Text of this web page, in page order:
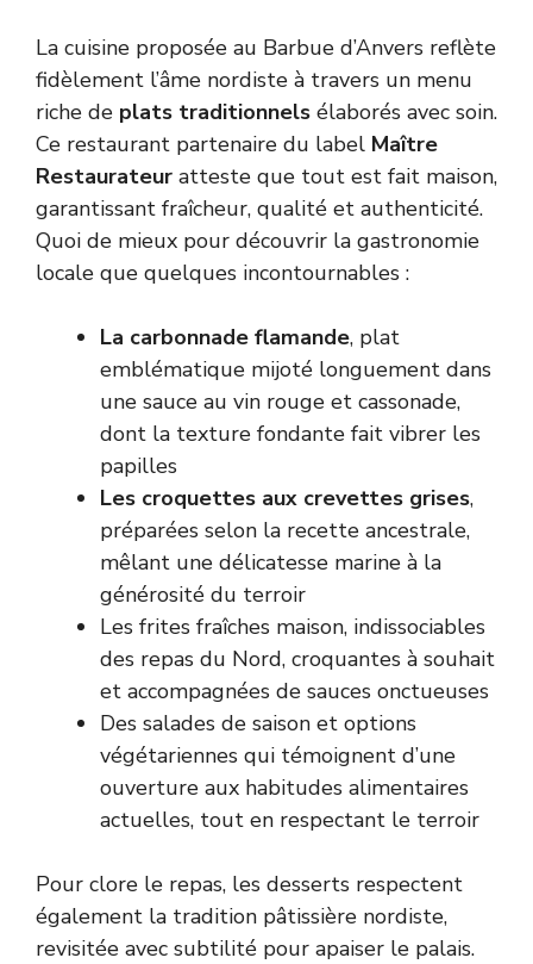
La cuisine proposée au Barbue d’Anvers reflète
fidèlement l’âme nordiste à travers un menu
riche de plats traditionnels élaborés avec soin.
Ce restaurant partenaire du label Maître
Restaurateur atteste que tout est fait maison,
garantissant fraîcheur, qualité et authenticité.
Quoi de mieux pour découvrir la gastronomie
locale que quelques incontournables :
La carbonnade flamande, plat
emblématique mijoté longuement dans
une sauce au vin rouge et cassonade,
dont la texture fondante fait vibrer les
papilles
Les croquettes aux crevettes grises,
préparées selon la recette ancestrale,
mêlant une délicatesse marine à la
générosité du terroir
Les frites fraîches maison, indissociables
des repas du Nord, croquantes à souhait
et accompagnées de sauces onctueuses
Des salades de saison et options
végétariennes qui témoignent d’une
ouverture aux habitudes alimentaires
actuelles, tout en respectant le terroir
Pour clore le repas, les desserts respectent
également la tradition pâtissière nordiste,
revisitée avec subtilité pour apaiser le palais.